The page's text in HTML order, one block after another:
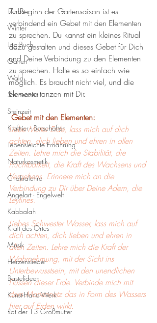
Herbst
Winter
Log-Buch
Garten
Wald
Sternenzeit
Steinzeit
Krafttier - Botschaften
Lebensleichte Ernährung
Naturkosmetik
Chakralehre
Angelart - Engelwelt
Kabbalah
Kraft des Ortes
Musik
Herzenslieder
Bastelideen
Kunst-Hand-Werk
Rat der 13 Großmütter
Zu Beginn der Gartensaison ist es
verbindend ein Gebet mit den Elementen
zu sprechen. Du kannst ein kleines Ritual
dazu gestalten und dieses Gebet für Dich
und Deine Verbindung zu den Elementen
zu sprechen. Halte es so einfach wie
möglich. Es braucht nicht viel, und die
Elemente tanzen mit Dir.
Gebet mit den Elementen:
Liebe Mutter Erde, lass mich auf dich
achten, dich lieben und ehren in allen
Zeiten. Lehre mich die Stabilität, die
Fruchtbarkeit, die Kraft des Wachsens und
Vergehens. Erinnere mich an die
Verbindung zu Dir über Deine Adern, die
Leylines.
Liebes Schwester Wasser, lass mich auf
dich achten, dich lieben und ehren in
allen Zeiten. Lehre mich die Kraft der
Wahrnehmung, mit der Sicht ins
Unterbewusstsein, mit den unendlichen
Flüssen dieser Erde. Verbinde mich mit
dem Mariennetz das in Form des Wassers
hier auf Erden wirkt.